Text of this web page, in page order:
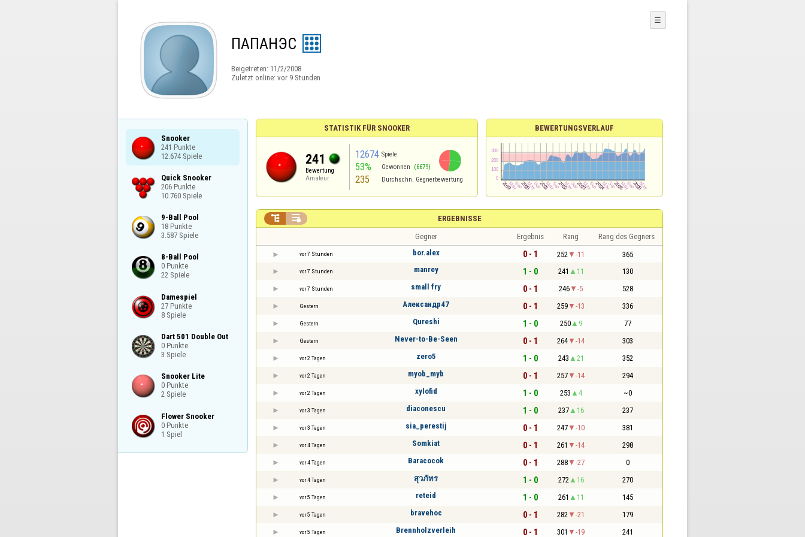
ПАПАНЭС
Beigetreten: 11/2/2008
Zuletzt online: vor 9 Stunden
☰
Snooker
241 Punkte
12.674 Spiele
Quick Snooker
206 Punkte
10.760 Spiele
9-Ball Pool
18 Punkte
3.587 Spiele
8-Ball Pool
0 Punkte
22 Spiele
Damespiel
27 Punkte
8 Spiele
Dart 501 Double Out
0 Punkte
3 Spiele
Snooker Lite
0 Punkte
2 Spiele
Flower Snooker
0 Punkte
1 Spiel
STATISTIK FÜR SNOOKER
241
Bewertung
Amateur
12674 Spiele
53% Gewonnen (6679)
235 Durchschn. Gegnerbewertung
BEWERTUNGSVERLAUF
ERGEBNISSE
 
Gegner Ergebnis Rang Rang des Gegners
vor 7 Stunden bor.alex 0 - 1 252 -11 365
vor 7 Stunden manrey 1 - 0 241 11 130
vor 7 Stunden small fry 0 - 1 246 -5 528
Gestern Александр47 0 - 1 259 -13 336
Gestern Qureshi 1 - 0 250 9 77
Gestern Never-to-Be-Seen 0 - 1 264 -14 303
vor 2 Tagen zero5 1 - 0 243 21 352
vor 2 Tagen myob_myb 0 - 1 257 -14 294
vor 2 Tagen xylofid 1 - 0 253 4 ~0
vor 3 Tagen diaconescu 1 - 0 237 16 237
vor 3 Tagen sia_perestij 0 - 1 247 -10 381
vor 4 Tagen Somkiat 0 - 1 261 -14 298
vor 4 Tagen Baracocok 0 - 1 288 -27 0
vor 4 Tagen สุวภัทร 1 - 0 272 16 270
vor 5 Tagen reteid 1 - 0 261 11 145
vor 5 Tagen bravehoc 0 - 1 282 -21 179
vor 5 Tagen Brennholzverleih 0 - 1 301 -19 241